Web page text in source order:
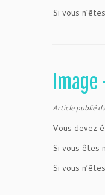
Si vous
Article publié
Vous devez
Si vous êtes
Si vous